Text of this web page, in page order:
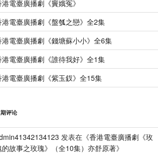
港電臺廣播劇《竇娥冤》
港電臺廣播劇《盤瓠之戀》全2集
港電臺廣播劇《錢塘蘇小小》全6集
港電臺廣播劇《誰待我好》全1集
港電臺廣播劇《紫玉釵》全15集
评论
发表在《香港電臺廣播劇《玫
的故事之玫瑰》（全10集）亦舒原著》